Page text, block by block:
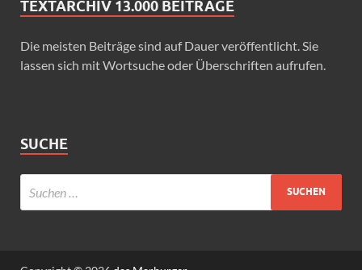
TEXTARCHIV 13.000 BEITRÄGE
Die meisten Beiträge sind auf Dauer veröffentlicht. Sie
lassen sich mit Wortsuche oder Überschriften aufrufen.
SUCHE